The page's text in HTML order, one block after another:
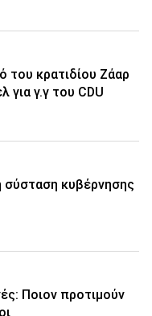
κρατιδίου Ζάαρ
για γ.γ του CDU
σύσταση κυβέρνησης
Ποιον προτιμούν